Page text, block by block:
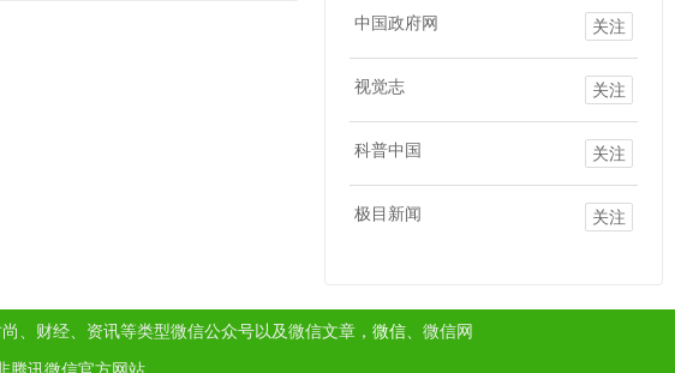
中国政府网 关注
视觉志 关注
科普中国 关注
极目新闻 关注
、财经、资讯等类型微信公众号以及微信文章， 微信 、微信网
腾讯微信官方网站。